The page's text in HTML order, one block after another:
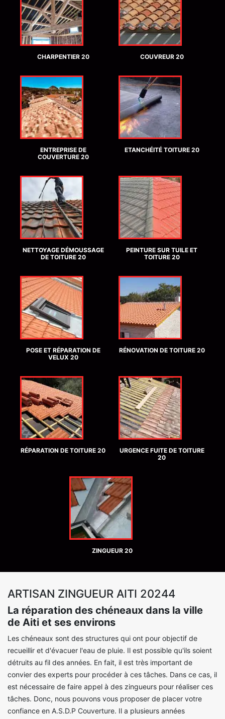
CHARPENTIER 20 COUVREUR 20
ENTREPRISE DE
COUVERTURE 20
ETANCHÉITÉ TOITURE 20
NETTOYAGE DÉMOUSSAGE
DE TOITURE 20
PEINTURE SUR TUILE ET
TOITURE 20
POSE ET RÉPARATION DE
VELUX 20
RÉNOVATION DE TOITURE 20
RÉPARATION DE TOITURE 20
URGENCE FUITE DE TOITURE
20
ZINGUEUR 20
ARTISAN ZINGUEUR AITI 20244
La réparation des chéneaux dans la ville
de Aiti et ses environs
Les chéneaux sont des structures qui ont pour objectif de
recueillir et d'évacuer l'eau de pluie. Il est possible qu'ils soient
détruits au fil des années. En fait, il est très important de
convier des experts pour procéder à ces tâches. Dans ce cas, il
est nécessaire de faire appel à des zingueurs pour réaliser ces
tâches. Donc, nous pouvons vous proposer de placer votre
confiance en A.S.D.P Couverture. Il a plusieurs années